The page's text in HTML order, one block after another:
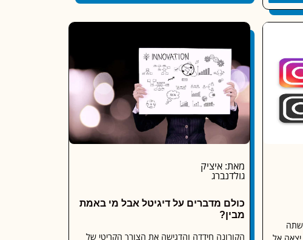
כולם מדברים על דיגיטל אבל מי באמת
מבין?
מאת: איציק
גולדנברג
הקורונה חידדה והדגישה את הצורך הקריטי של